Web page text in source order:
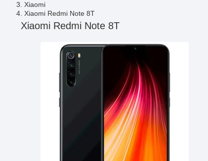
Xiaomi
Xiaomi Redmi Note 8T
Xiaomi Redmi Note 8T